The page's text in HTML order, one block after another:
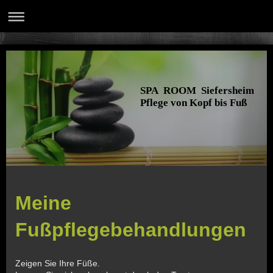
SPA ROOM Siefersheim
Pflege von Kopf bis Fuß
Meine
Fußpflegebehandlungen
Zeigen Sie Ihre Füße.